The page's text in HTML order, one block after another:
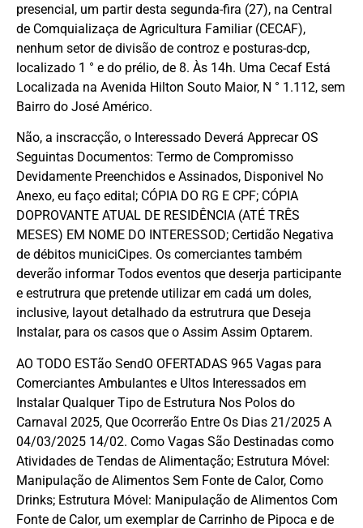
presencial, um partir desta segunda-fira (27), na Central
de Comquializaça de Agricultura Familiar (CECAF),
nenhum setor de divisão de controz e posturas-dcp,
localizado 1 ° e do prélio, de 8. Às 14h. Uma Cecaf Está
Localizada na Avenida Hilton Souto Maior, N ° 1.112, sem
Bairro do José Américo.
Não, a inscracção, o Interessado Deverá Apprecar OS
Seguintas Documentos: Termo de Compromisso
Devidamente Preenchidos e Assinados, Disponivel No
Anexo, eu faço edital; CÓPIA DO RG E CPF; CÓPIA
DOPROVANTE ATUAL DE RESIDÊNCIA (ATÉ TRÊS
MESES) EM NOME DO INTERESSOD; Certidão Negativa
de débitos municiCipes. Os comerciantes também
deverão informar Todos eventos que deserja participante
e estrutrura que pretende utilizar em cadá um doles,
inclusive, layout detalhado da estrutrura que Deseja
Instalar, para os casos que o Assim Assim Optarem.
AO TODO ESTão SendO OFERTADAS 965 Vagas para
Comerciantes Ambulantes e Ultos Interessados ​​em
Instalar Qualquer Tipo de Estrutura Nos Polos do
Carnaval 2025, Que Ocorrerão Entre Os Dias 21/2025 A
04/03/2025 14/02. Como Vagas São Destinadas como
Atividades de Tendas de Alimentação; Estrutura Móvel:
Manipulação de Alimentos Sem Fonte de Calor, Como
Drinks; Estrutura Móvel: Manipulação de Alimentos Com
Fonte de Calor, um exemplar de Carrinho de Pipoca e de